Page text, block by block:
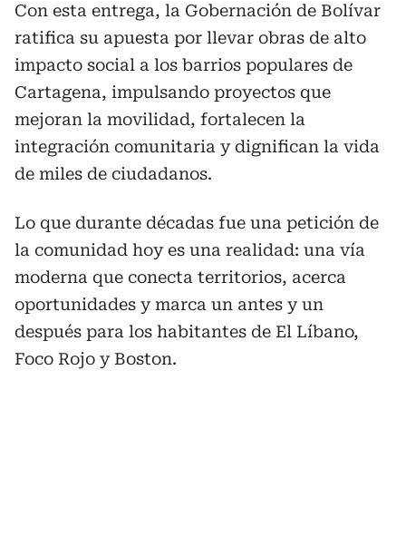
Con esta entrega, la Gobernación de Bolívar
ratifica su apuesta por llevar obras de alto
impacto social a los barrios populares de
Cartagena, impulsando proyectos que
mejoran la movilidad, fortalecen la
integración comunitaria y dignifican la vida
de miles de ciudadanos.
Lo que durante décadas fue una petición de
la comunidad hoy es una realidad: una vía
moderna que conecta territorios, acerca
oportunidades y marca un antes y un
después para los habitantes de El Líbano,
Foco Rojo y Boston.